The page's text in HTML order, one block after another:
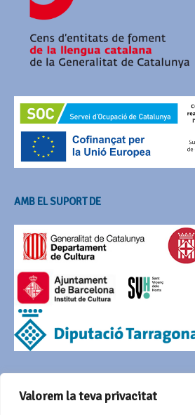
Valorem la teva privacitat
AMB EL SUPORT DE
© 2016 Agrupació del Bestiari Festiu i Popular de Catalunya
Funciona amb